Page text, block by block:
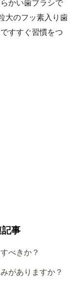
かい歯ブラシで
大のフッ素入り歯
すすぐ習慣をつ
事
べきか？
がありますか？